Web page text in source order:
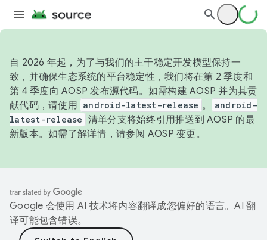
自 2026 年起，为了与我们的主干稳定开发模型保持一
致，并确保生态系统的平台稳定性，我们将在第 2 季度和
第 4 季度向 AOSP 发布源代码。如需构建 AOSP 并为其贡
献代码，请使用 android-latest-release 。
android-
latest-release 清单分支将始终引用推送到 AOSP 的最
新版本。如需了解详情，请参阅 AOSP 变更。
Google 会使用 AI 技术将内容翻译成您偏好的语言。AI 翻
译可能包含错误。